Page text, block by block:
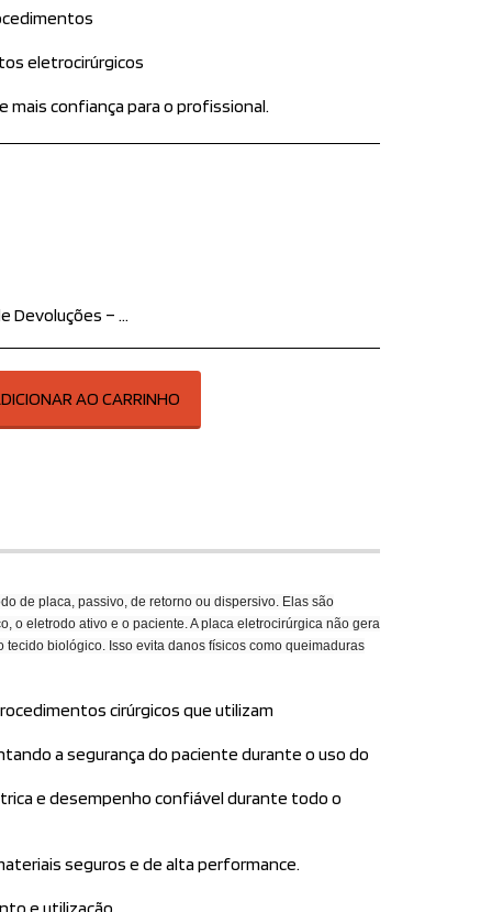
eletrocirúrgicos
mais confiança para o profissional.
estado, sem sinais de uso, acompanhado de todos os acessórios, manuais e embalagem original. Produtos com defeito: Caso o produto apresente defeito de fabricação, solicitamos que entre em contato conosco imediatamente para orientações sobre troca ou reembolso. Procedimento: Para iniciar o processo, entre em contato com nossa equipe informando o número do pedido e o motivo da devolução. Reembolso: Após o recebimento e análise do produto, o reembolso será realizado conforme a forma de pagamento original. Estamos à disposição para esclarecer qualquer dúvida e garantir a melhor experiência possível. Atenciosamente, Equipe AdMedic Produtos Inovadores
AO CARRINHO
de placa, passivo, de retorno ou dispersivo. Elas são
o eletrodo ativo e o paciente. A placa eletrocirúrgica não gera
biológico. Isso evita danos físicos como queimaduras
cirúrgicos que utilizam
a segurança do paciente durante o uso do
e desempenho confiável durante todo o
seguros e de alta performance.
e utilização.